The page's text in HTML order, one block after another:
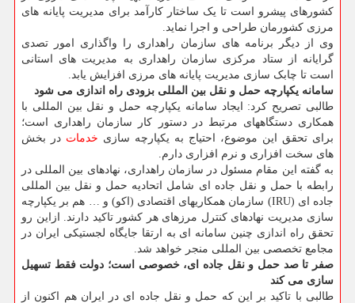
کشورهای پیشرو است تا یک ساختار کارآمد برای مدیریت پایانه های
مرزی کشورمان طراحی و اجرا نماید.
وی از دیگر برنامه های سازمان راهداری را واگذاری امور تصدی
گرایانه از ستاد مرکزی سازمان راهداری به مدیریت های استانی
است تا چابک سازی مدیریت پایانه های مرزی افزایش یابد.
سامانه یکپارچه حمل و نقل بین المللی بزودی راه اندازی می شود
طالبی تصریح کرد: ایجاد سامانه یکپارچه حمل و نقل بین المللی با
همکاری دستگاههای مرتبط در دستور کار سازمان راهداری است؛
برای تحقق این موضوع، احتیاج به یکپارچه سازی خدمات در بخش
های سخت افزاری و نرم افزاری دارم.
به گفته این مقام مسئول در سازمان راهداری، نهادهای بین المللی در
رابطه با حمل و نقل جاده ای شامل اتحادیه حمل و نقل بین المللی
جاده ای (IRU) سازمان همکاریهای اقتصادی (اکو) و … هم بر یکپارچه
سازی مدیریت نهادهای کنترل مرزهای هر کشور تاکید دارند. ازاین رو
تحقق راه اندازی چنین سامانه ای به ارتقا جایگاه لجستیکی ایران در
مجامع تخصصی بین المللی منجر خواهد شد.
صفر تا صد حمل و نقل جاده ای، خصوصی است؛ دولت فقط تسهیل
سازی می کند
طالبی با تاکید بر این که حمل و نقل جاده ای در ایران هم اکنون از